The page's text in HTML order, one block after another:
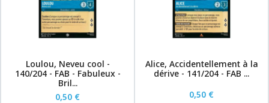
Loulou, Neveu cool -
140/204 - FAB - Fabuleux -
Bril...
0,50 €
Alice, Accidentellement à la
dérive - 141/204 - FAB ...
0,50 €